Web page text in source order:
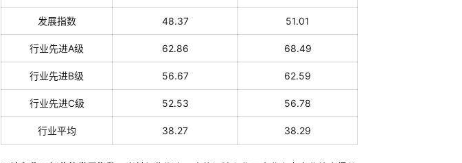
发展指数 48.37 51.01
行业先进A级 62.86 68.49
行业先进B级 56.67 62.59
行业先进C级 52.53 56.78
行业平均 38.27 38.29